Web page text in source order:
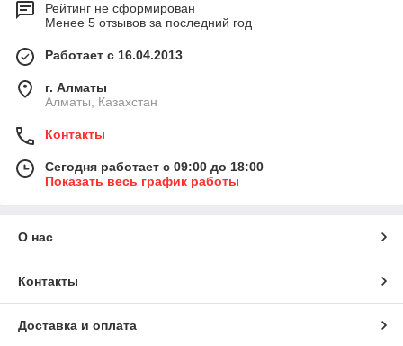
Рейтинг не сформирован
Менее 5 отзывов за последний год
Работает с 16.04.2013
г. Алматы
Алматы, Казахстан
Контакты
Сегодня работает с 09:00 до 18:00
Показать весь график работы
О нас
Контакты
Доставка и оплата